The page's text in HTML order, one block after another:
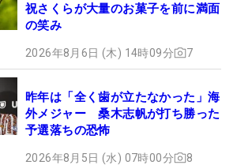
祝さくらが大量のお菓子を前に満面
の笑み
2026年8月6日 (木) 14時09分 7
昨年は「全く歯が立たなかった」海
外メジャー 桑木志帆が打ち勝った
予選落ちの恐怖
2026年8月5日 (水) 07時00分 8